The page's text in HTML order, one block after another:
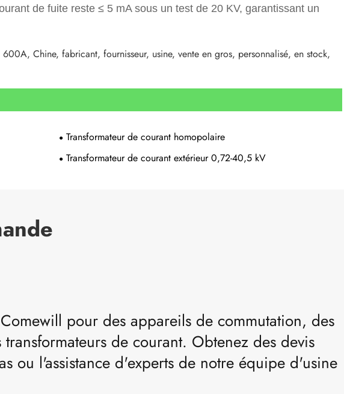
de fuite reste ≤ 5 mA sous un test de 20 KV, garantissant un
Chine, fabricant, fournisseur, usine, vente en gros, personnalisé, en stock,
Transformateur de courant homopolaire
Transformateur de courant extérieur 0,72-40,5 kV
pour des appareils de commutation, des
de courant. Obtenez des devis
ou l'assistance d'experts de notre équipe d'usine